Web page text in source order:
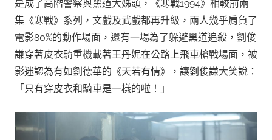
是成了高階警察與黑道大姊頭，《寒戰1994》相較前兩
集《寒戰》系列，文戲及武戲都再升級，兩人幾乎肩負了
電影80%的動作場面，還有一場為了躲避黑道追殺，劉俊
謙穿著皮衣騎重機載著王丹妮在公路上飛車槍戰場面，被
影迷認為有如劉德華的《天若有情》，讓劉俊謙大笑說：
「只有穿皮衣和騎車是一樣的啦！」